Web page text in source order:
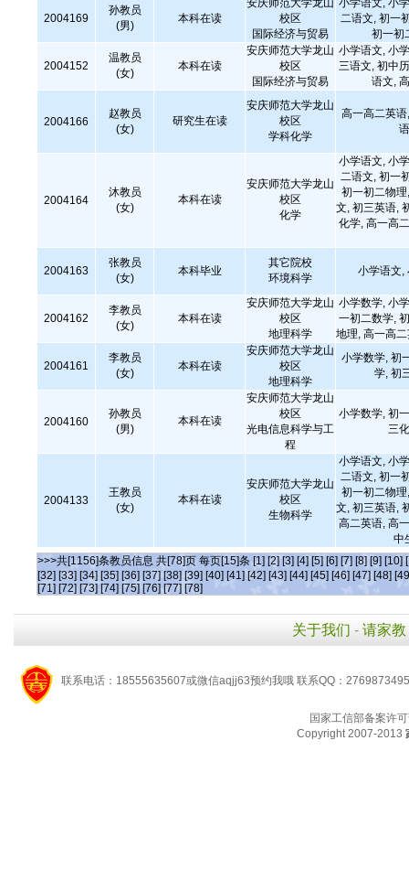
2004169
孙教员
(男)
本科在读
安庆师范大学龙山
校区
国际经济与贸易
小学语文, 小
二语文, 初一
初一初
2004152
温教员
(女)
本科在读
安庆师范大学龙山
校区
国际经济与贸易
小学语文, 小
三语文, 初中
语文,
2004166
赵教员
(女)
研究生在读
安庆师范大学龙山
校区
学科化学
高一高二英
2004164
沐教员
(女)
本科在读
安庆师范大学龙山
校区
化学
小学语文, 小
二语文, 初一
初一初二物
文, 初三英语,
化学, 高一高
2004163
张教员
(女)
本科毕业
其它院校
环境科学
小学语文,
2004162
李教员
(女)
本科在读
安庆师范大学龙山
校区
地理科学
小学数学, 小
一初二数学,
地理, 高一高
2004161
李教员
(女)
本科在读
安庆师范大学龙山
校区
地理科学
小学数学, 初
学, 初
2004160
孙教员
(男)
本科在读
安庆师范大学龙山
校区
光电信息科学与工
程
小学数学, 初
三
2004133
王教员
(女)
本科在读
安庆师范大学龙山
校区
生物科学
小学语文, 小
二语文, 初一
初一初二物
文, 初三英语,
高二英语, 高
中
>>>共[1156]条教员信息 共[78]页 每页[15]条 [1] [2] [3] [4] [5] [6] [7] [8] [9] [10]
[32] [33] [34] [35] [36] [37] [38] [39] [40] [41] [42] [43] [44] [45] [46] [47] [48]
[71] [72] [73] [74] [75] [76] [77] [78]
关于我们 - 请家教
联系电话：18555635607或微信aqjj63预约我哦 联系QQ：
国家工信部备案许
Copyright 2007-2013